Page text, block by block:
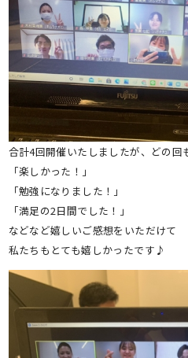
合計4回開催いたしましたが、どの回
「楽しかった！」
「勉強になりました！」
「満足の2日間でした！」
などなど嬉しいご感想をいただけて
私たちもとても嬉しかったです♪